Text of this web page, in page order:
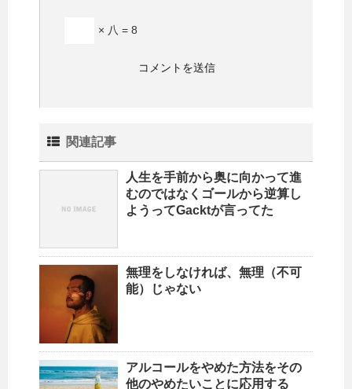
× 八 = 8
関連記事
人生を手前から奥に向かって進
むのではなくゴールから逆算し
ようってGacktが言ってた
無理をしなければ、無理（不可
能）じゃない
アルコールをやめた方法をその
他のやめたいことに応用する